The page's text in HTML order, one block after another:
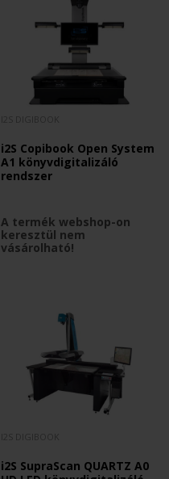
i2S Copibook Open System
A1 könyvdigitalizáló
rendszer
A termék webshop-on
keresztül nem
vásárolható!
i2S SupraScan QUARTZ A0